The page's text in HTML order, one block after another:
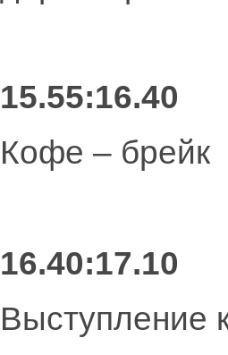
15.55:16.40
Кофе – брейк
16.40:17.10
Выступление